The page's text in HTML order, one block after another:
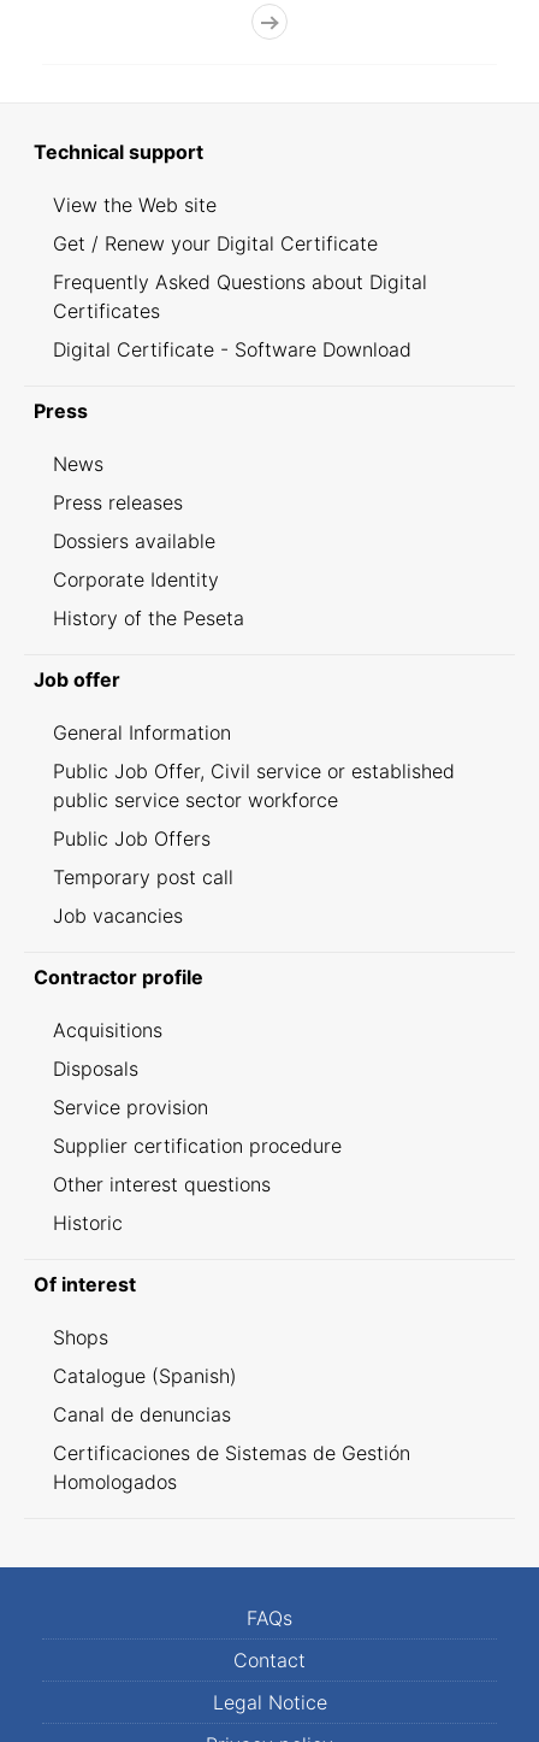
Technical support
View the Web site
Get / Renew your Digital Certificate
Frequently Asked Questions about Digital
Certificates
Digital Certificate - Software Download
Press
News
Press releases
Dossiers available
Corporate Identity
History of the Peseta
Job offer
General Information
Public Job Offer, Civil service or established
public service sector workforce
Public Job Offers
Temporary post call
Job vacancies
Contractor profile
Acquisitions
Disposals
Service provision
Supplier certification procedure
Other interest questions
Historic
Of interest
Shops
Catalogue (Spanish)
Canal de denuncias
Certificaciones de Sistemas de Gestión
Homologados
FAQs
Contact
Legal Notice